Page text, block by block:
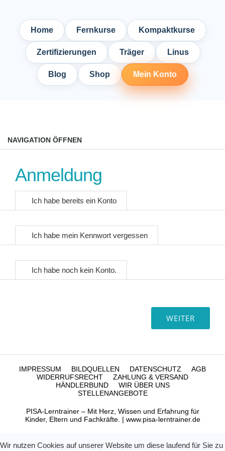
Home Fernkurse Kompaktkurse
Zertifizierungen Träger Linus
Blog Shop Mein Konto
NAVIGATION ÖFFNEN
Anmeldung
Ich habe bereits ein Konto
Ich habe mein Kennwort vergessen
Ich habe noch kein Konto.
IMPRESSUM BILDQUELLEN DATENSCHUTZ
AGB
WIDERRUFSRECHT
ZAHLUNG & VERSAND
HÄNDLERBUND
WIR ÜBER UNS
STELLENANGEBOTE
PISA-Lerntrainer – Mit Herz, Wissen und Erfahrung für
Kinder, Eltern und Fachkräfte. | www.pisa-lerntrainer.de
Wir nutzen Cookies auf unserer Website um diese laufend für Sie zu